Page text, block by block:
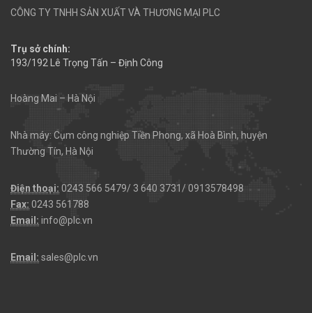
CÔNG TY TNHH SẢN XUẤT VÀ THƯƠNG MẠI PLC
Trụ sở chính:
193/192 Lê Trọng Tấn – Định Công
Hoàng Mai – Hà Nội
Nhà máy: Cụm công nghiệp Tiền Phong, xã Hoà Bình, huyện
Thường Tín, Hà Nội
Điện thoại: 0243 566 5479/ 3 640 3731/ 0913578498
Fax: 0243 561788
Email: info@plc.vn
Email: sales@plc.vn